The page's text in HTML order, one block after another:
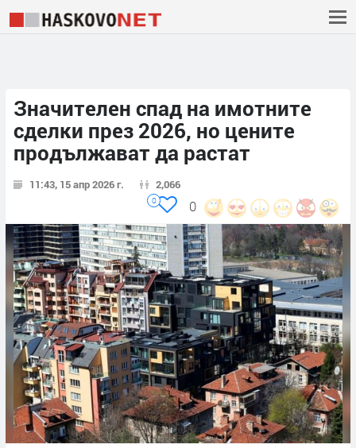
Значителен спад на имотните
сделки през 2026, но цените
продължават да растат
11:43, 15 апр 2026 г. 2,066
0
0